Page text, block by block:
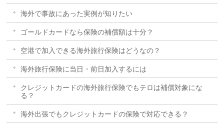
海外で事故にあった実例が知りたい
ゴールドカードなら保険の補償額は十分？
空港で加入できる海外旅行保険はどうなの？
海外旅行保険に当日・前日加入するには
クレジットカードの海外旅行保険でもテロは補償対象にな
る？
海外出張でもクレジットカードの保険で対応できる？